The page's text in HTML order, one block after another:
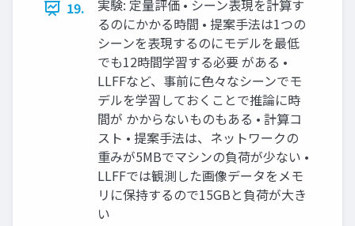
19.
実験: 定量評価 • シーン表現を計算す
るのにかかる時間 • 提案⼿法は1つの
シーンを表現するのにモデルを最低
でも12時間学習する必要 がある •
LLFFなど、事前に⾊々なシーンでモ
デルを学習しておくことで推論に時
間が かからないものもある • 計算コ
スト • 提案⼿法は、ネットワークの
重みが5MBでマシンの負荷が少ない •
LLFFでは観測した画像データをメモ
リに保持するので15GBと負荷が⼤き
い